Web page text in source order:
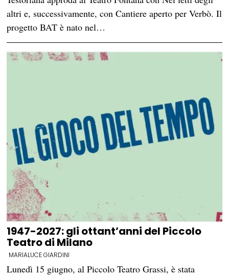
altri e, successivamente, con Cantiere aperto per Verbò. Il
progetto BAT è nato nel…
1947-2027: gli ottant’anni del Piccolo
Teatro di Milano
MARIALUCE GIARDINI
Lunedì 15 giugno, al Piccolo Teatro Grassi, è stata